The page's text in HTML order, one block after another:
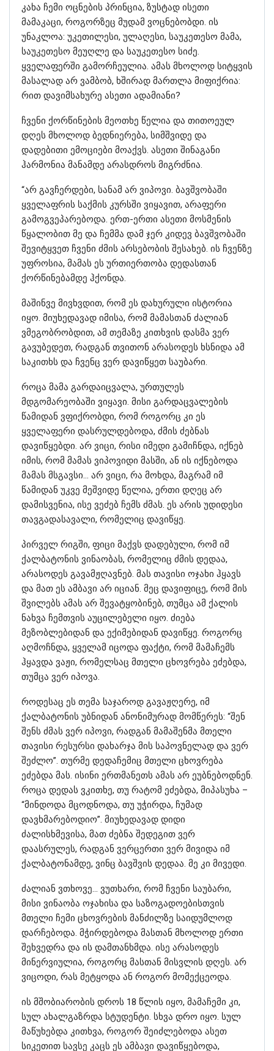
კახა ჩემი ოცნების პრინცია, ზუსტად ისეთი
მამაკაცი, როგორზეც მუდამ ვოცნებობდი. ის
უნაკლოა: უკეთილესი, ულაღესი, საუკეთესო მამა,
საუკეთესო მეუღლე და საუკეთესო სიძე.
ყველაფერში გამორჩეულია. ამას მხოლოდ სიტყვის
მასალად არ ვამბობ, ხშირად მართლა მიფიქრია:
რით დავიმსახურე ასეთი ადამიანი?
ჩვენი ქორწინების მეოთხე წელია და თითოეულ
დღეს მხოლოდ ბედნიერება, სიმშვიდე და
დადებითი ემოციები მოაქვს. ასეთი შინაგანი
ჰარმონია მანამდე არასდროს მიგრძნია.
“არ გავჩერდები, სანამ არ ვიპოვი. ბავშვობაში
ყველაფრის საქმის კურსში ვიყავით, არაფერი
გამოგვეპარებოდა. ერთ-ერთი ასეთი მოსმენის
წყალობით მე და ჩემმა დამ ჯერ კიდევ ბავშვობაში
შევიტყვეთ ჩვენი ძმის არსებობის შესახებ. ის ჩვენზე
უფროსია, მამას ეს ურთიერთობა დედასთან
ქორწინებამდე ჰქონდა.
მაშინვე მივხვდით, რომ ეს დახურული ისტორია
იყო. მიუხედავად იმისა, რომ მამასთან ძალიან
ვმეგობრობდით, ამ თემაზე კითხვის დასმა ვერ
გავუბედეთ, რადგან თვითონ არასოდეს ხსნიდა ამ
საკითხს და ჩვენც ვერ დავიწყეთ საუბარი.
როცა მამა გარდაიცვალა, ურთულეს
მდგომარეობაში ვიყავი. მისი გარდაცვალების
წამიდან ვფიქრობდი, რომ როგორც კი ეს
ყველაფერი დასრულდებოდა, ძმის ძებნას
დავიწყებდი. არ ვიცი, რისი იმედი გამიჩნდა, იქნებ
იმის, რომ მამას ვიპოვიდი მასში, ან ის იქნებოდა
მამას მსგავსი… არ ვიცი, რა მოხდა, მაგრამ იმ
წამიდან უკვე მეშვიდე წელია, ერთი დღეც არ
დამისვენია, ისე ვეძებ ჩემს ძმას. ეს არის უდიდესი
თავგადასავალი, რომელიც დავიწყე.
პირველ რიგში, ფიცი მაქვს დადებული, რომ იმ
ქალბატონის ვინაობას, რომელიც ძმის დედაა,
არასოდეს გავამჟღავნებ. მას თავისი ოჯახი ჰყავს
და მათ ეს ამბავი არ იციან. მეც დავიფიცე, რომ მის
შვილებს ამას არ შევატყობინებ, თუმცა ამ ქალის
ნახვა ჩემთვის აუცილებელი იყო. ძიება
მეზობლებიდან და ექიმებიდან დავიწყე. როგორც
აღმოჩნდა, ყველამ იცოდა ფაქტი, რომ მამაჩემს
ჰყავდა ვაჟი, რომელსაც მთელი ცხოვრება ეძებდა,
თუმცა ვერ იპოვა.
როდესაც ეს თემა საჯაროდ გავაჟღერე, იმ
ქალბატონის უბნიდან ანონიმურად მომწერეს: “შენ
შენს ძმას ვერ იპოვი, რადგან მამაშენმა მთელი
თავისი რესურსი დახარჯა მის საპოვნელად და ვერ
შეძლო”. თურმე დედაჩემიც მთელი ცხოვრება
ეძებდა მას. ისინი ერთმანეთს ამას არ ეუბნებოდნენ.
როცა დედას ვკითხე, თუ რატომ ეძებდა, მიპასუხა –
“მინდოდა მცოდნოდა, თუ უჭირდა, ჩუმად
დავხმარებოდიო”. მიუხედავად დიდი
ძალისხმევისა, მათ ძებნა შედეგით ვერ
დაასრულეს, რადგან ვერცერთი ვერ მივიდა იმ
ქალბატონამდე, ვინც ბავშვის დედაა. მე კი მივედი.
ძალიან ვთხოვე… ვუთხარი, რომ ჩვენი საუბარი,
მისი ვინაობა ოჯახისა და საზოგადოებისთვის
მთელი ჩემი ცხოვრების მანძილზე საიდუმლოდ
დარჩებოდა. მჭირდებოდა მასთან მხოლოდ ერთი
შეხვედრა და ის დამთანხმდა. ისე არასოდეს
მინერვიულია, როგორც მასთან მისვლის დღეს. არ
ვიცოდი, რას მეტყოდა ან როგორ მომექცეოდა.
ის მშობიარობის დროს 18 წლის იყო, მამაჩემი კი,
სულ ახალგაზრდა სტუდენტი. სხვა დრო იყო. სულ
მაწუხებდა კითხვა, როგორ შეიძლებოდა ასეთ
სიკეთით სავსე კაცს ეს ამბავი დავიწყებოდა,